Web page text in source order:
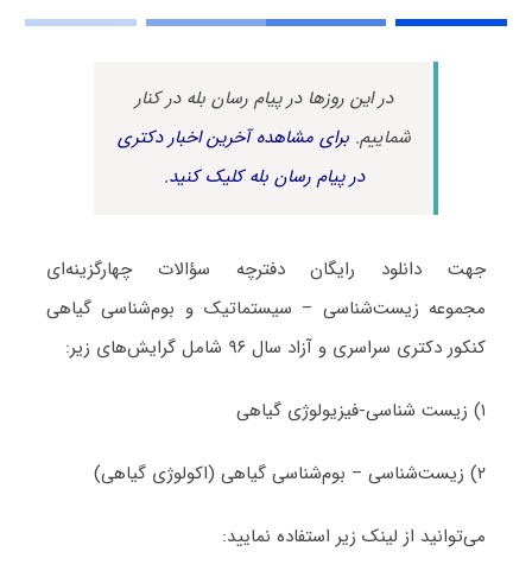
در این روزها در پیام رسان بله در کنار
شماییم.برای مشاهده آخرین اخبار دکتری
در پیام رسان بله کلیک کنید.
جهت دانلود رایگان دفترچه سؤالات چهارگزینه‌ای
مجموعه زیست‌شناسی – سیستماتیک و بوم‌شناسی گیاهی
کنکور دکتری سراسری و آزاد سال ۹۶ شامل گرایش‌های زیر:
۱) زیست شناسی-فیزیولوژی گیاهی
۲) زیست‌شناسی – بوم‌شناسی گیاهی (اکولوژی گیاهی)
می‌توانید از لینک زیر استفاده نمایید: